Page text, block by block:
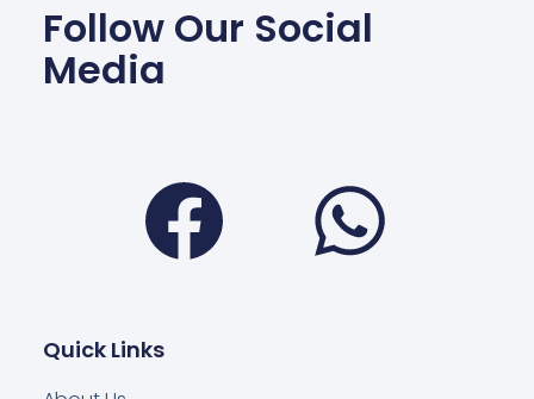
Follow Our Social
Media
Facebook
Quick Links